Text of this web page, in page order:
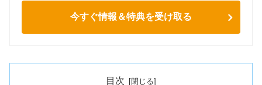
今すぐ情報＆特典を受け取る
目次